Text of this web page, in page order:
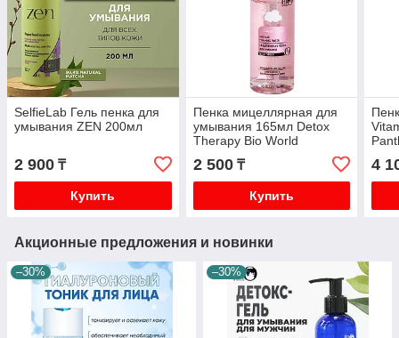
SelfieLab Гель пенка для
умывания ZEN 200мл
2 900 ₸
Купить
Пенка мицеллярная для
умывания 165мл Detox
Therapy Bio World
2 500₸
Купить
4
Акционные предложения и новинки
–30% –30%